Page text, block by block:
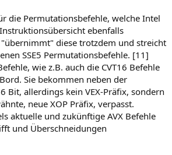
die Permutationsbefehle, welche Intel
ebenfalls
diese trotzdem und streicht
SSE5 Permutationsbefehle. [11]
wie z.B. auch die CVT16 Befehle
Sie bekommen neben der
Bit, allerdings kein VEX-Präfix, sondern
neue XOP Präfix, verpasst.
aktuelle und zukünftige AVX Befehle
und Überschneidungen